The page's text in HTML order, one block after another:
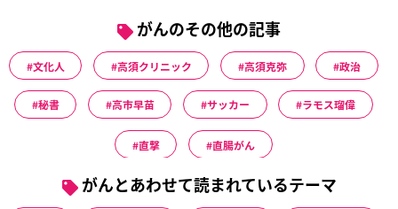
がんのその他の記事
文化人 高須クリニック 高須克弥 政治
秘書 高市早苗 サッカー ラモス瑠偉
直撃 直腸がん
がんとあわせて読まれているテーマ